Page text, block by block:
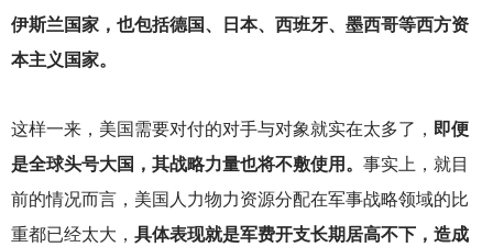
伊斯兰国家，也包括德国、日本、西班牙、墨西哥等西方资
本主义国家。
这样一来，美国需要对付的对手与对象就实在太多了， 即便
是全球头号大国，其战略力量也将不敷使用。 事实上，就目
前的情况而言，美国人力物力资源分配在军事战略领域的比
重都已经太大， 具体表现就是军费开支长期居高不下，造成